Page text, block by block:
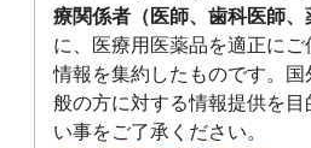
療関係者（医師、歯科医師、
に、医療用医薬品を適正に
情報を集約したものです。
般の方に対する情報提供を
い事をご了承ください。